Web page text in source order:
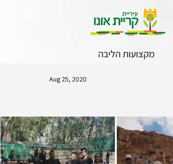
מקצועות הליבה
Aug 25, 2020